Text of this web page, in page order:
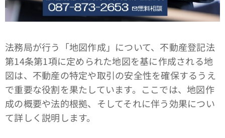
法務局が行う「地図作成」について、不動産登記法
第14条第1項に定められた地図を基に作成される地
図は、不動産の特定や取引の安全性を確保するうえ
で重要な役割を果たしています。ここでは、地図作
成の概要や法的根拠、そしてそれに伴う効果につい
て詳しく説明します。